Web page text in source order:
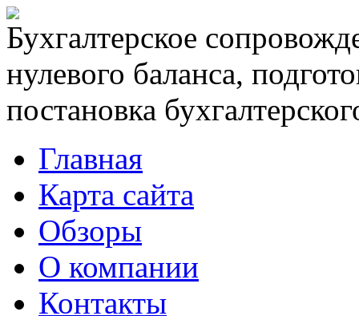
Бухгалтерское
нулевого баланса,
постановка
Главная
Карта сайта
Обзоры
О компании
Контакты